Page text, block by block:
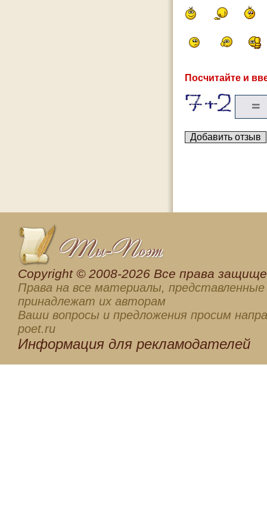
Посчитайте и
Сopyright © 2008-2026 Все права
Права на все материалы, представленные
принадлежат их авторам
Ваши вопросы и предложения просим
poet.ru
Информация для рекламодателей